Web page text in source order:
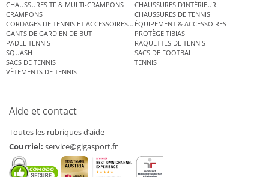
CHAUSSURES TF & MULTI-CRAMPONS
CHAUSSURES D’INTÉRIEUR
CRAMPONS
CHAUSSURES DE TENNIS
CORDAGES DE TENNIS ET ACCESSOIRES DE TENNISÉQUIPEMENT & ACCESSOIRES
GANTS DE GARDIEN DE BUT
PROTÈGE TIBIAS
PADEL TENNIS
RAQUETTES DE TENNIS
SQUASH
SACS DE FOOTBALL
SACS DE TENNIS
TENNIS
VÊTEMENTS DE TENNIS
Aide et contact
Toutes les rubriques d’aide
Courriel: service@gigasport.fr